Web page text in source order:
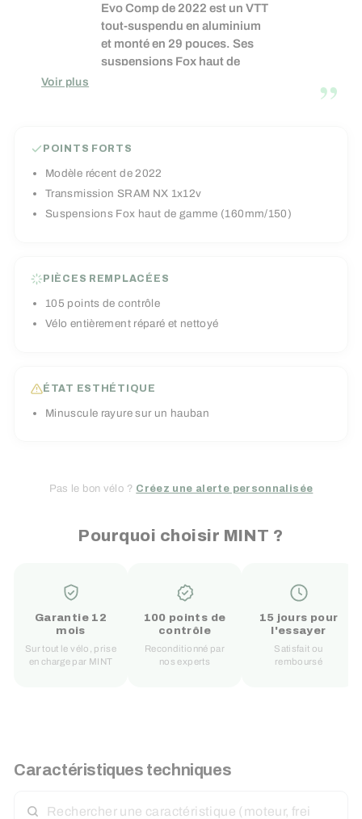
Evo Comp de 2022 est un VTT
tout-suspendu en aluminium
et monté en 29 pouces. Ses
suspensions Fox haut de
pair. Son cadre apporte une
rigidité parfaitement dosée au
d'une transmission fiable et
que de puissants freins à
Voir plus ”
POINTS FORTS
Modèle récent de 2022
Transmission SRAM NX 1x12v
Suspensions Fox haut de gamme (160mm/150)
PIÈCES REMPLACÉES
105 points de contrôle
Vélo entièrement réparé et nettoyé
ÉTAT ESTHÉTIQUE
Minuscule rayure sur un hauban
Pas le bon vélo ? Créez une alerte personnalisée
Pourquoi choisir MINT ?
Garantie 12
mois
Sur tout le vélo, prise
en charge par MINT
100 points de
contrôle
Reconditionné par
nos experts
15 jours pour
l'essayer
Satisfait ou
remboursé
Caractéristiques techniques
UNE